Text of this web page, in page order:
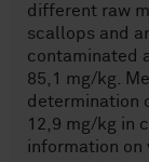
different raw
scallops and
contaminated
85,1 mg/kg.
determination
12,9 mg/kg in
information on